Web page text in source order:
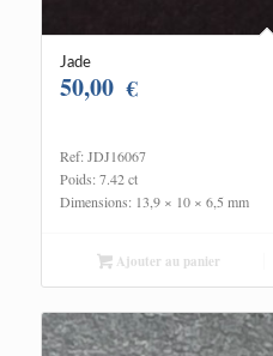
Jade
50,00 €
Ref: JDJ16067
Poids: 7.42 ct
Dimensions: 13,9 × 10 × 6,5 mm
Ajouter au panier